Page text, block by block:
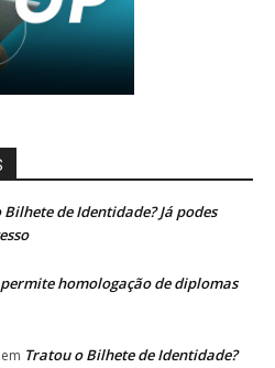
Bilhete de Identidade? Já podes
permite homologação de diplomas
em Tratou o Bilhete de Identidade?